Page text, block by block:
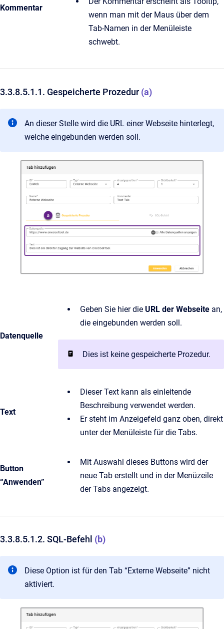
Kommentar
wenn man mit der Maus über dem
Tab-Namen in der Menüleiste
schwebt.
3.3.8.5.1.1. Gespeicherte Prozedur (a)
An dieser Stelle wird die URL einer Webseite hinterlegt,
welche eingebunden werden soll.
Datenquelle
Geben Sie hier die URL der Webseite an,
die eingebunden werden soll.
Dies ist keine gespeicherte Prozedur.
Text
Dieser Text kann als einleitende
Beschreibung verwendet werden.
Er steht im Anzeigefeld ganz oben, direkt
unter der Menüleiste für die Tabs.
Button
“Anwenden”
Mit Auswahl dieses Buttons wird der
neue Tab erstellt und in der Menüzeile
der Tabs angezeigt.
3.3.8.5.1.2. SQL-Befehl (b)
Diese Option ist für den Tab “Externe Webseite” nicht
aktiviert.